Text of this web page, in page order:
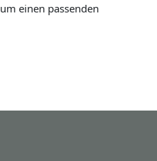
um einen passenden